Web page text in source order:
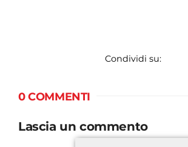
Condividi su:
0 COMMENTI
Lascia un commento